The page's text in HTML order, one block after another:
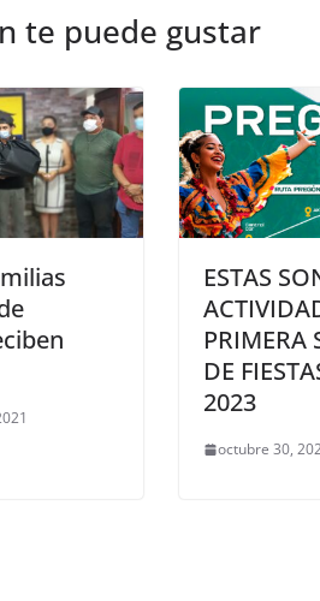
te puede gustar
ESTAS
PRIMERA
DE
2023
octubre 30,